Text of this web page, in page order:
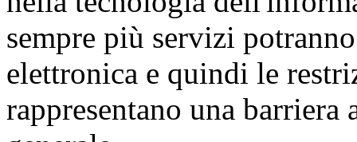
sempre più servizi
elettronica e quindi le
rappresentano una